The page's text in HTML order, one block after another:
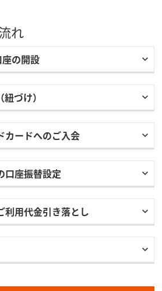
れ
の開設
づけ）
カードへのご入会
口座振替設定
利用代金引き落とし